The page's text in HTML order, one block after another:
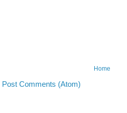
Home
Post Comments (Atom)